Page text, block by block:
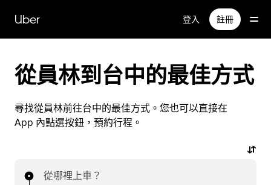
Uber 登入 註冊
從員林到台中的最佳方式
尋找從員林前往台中的最佳方式。您也可以直接在
App 內點選按鈕，預約行程。
從哪裡上車？